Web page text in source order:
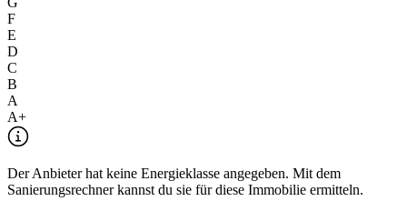
F
E
D
C
B
A
A+
Der Anbieter hat keine Energieklasse angegeben. Mit dem
Sanierungsrechner kannst du sie für diese Immobilie ermitteln.